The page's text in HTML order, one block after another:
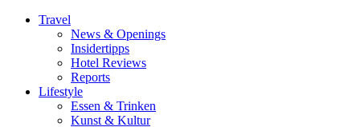
Travel
News & Openings
Insidertipps
Hotel Reviews
Reports
Lifestyle
Essen & Trinken
Kunst & Kultur